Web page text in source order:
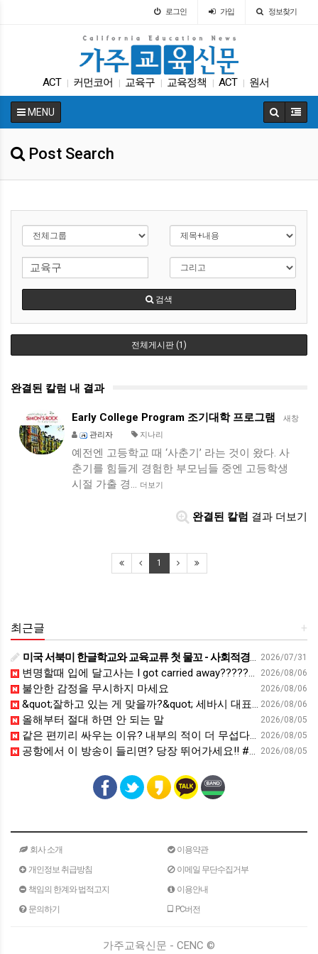
로그인 가입 정보찾기
ACT 커먼코어 교육구 교육정책 ACT 원서
가주교육신문 UC 대입 차터스쿨
MENU
Post Search
검색
전체게시판 (1)
완결된 칼럼 내 결과
새창
Early College Program 조기대학 프로그램
관리자 지나리
예전엔 고등학교 때 ‘사춘기’ 라는 것이 왔다. 사
춘기를 힘들게 경험한 부모님들 중엔 고등학생
시절 가출 경… 더보기
완결된 칼럼 결과 더보기
1
+
최근글
2026/07/31
미국 서북미 한글학교와 교육교류 첫 물꼬 - 사회적경제뉴스
2026/08/06
변명할때 입에 달고사는 I got carried away????????
2026/08/06
불안한 감정을 무시하지 마세요
2026/08/06
&quot;잘하고 있는 게 맞을까?&quot; 세바시 대표가 비교 지옥에서 탈출한 방법 [#세바시45 에디토리얼 ep.2]
2026/08/05
올해부터 절대 하면 안 되는 말
2026/08/05
같은 편끼리 싸우는 이유? 내부의 적이 더 무섭다? 인간이 갈등을 빚는 이유ㅣ최재천의 아마존
2026/08/05
공항에서 이 방송이 들리면? 당장 뛰어가세요!! #영어회화 #영어표현 #영어공부
회사 소개
이용약관
개인정보 취급방침
이메일 무단수집거부
책임의 한계와 법적고지
이용안내
문의하기
PC버전
가주교육신문 - CENC ©